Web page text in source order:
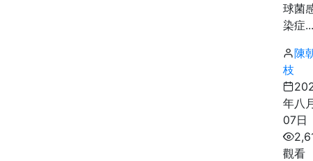
球菌
染症...
陳
枝
年八
07日
觀看